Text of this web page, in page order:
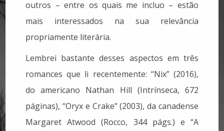
outros – entre os quais me incluo – estão
mais interessados na sua relevância
propriamente literária.
Lembrei bastante desses aspectos em três
romances que li recentemente: “Nix” (2016),
do americano Nathan Hill (Intrínseca, 672
páginas), “Oryx e Crake" (2003), da canadense
Margaret Atwood (Rocco, 344 págs.) e “A